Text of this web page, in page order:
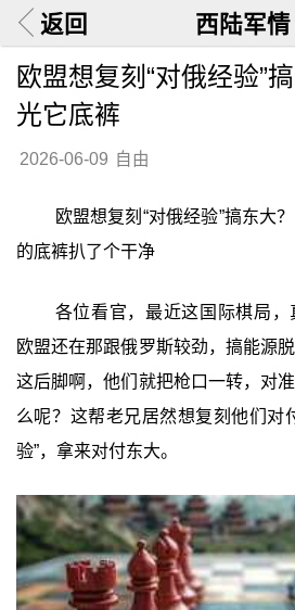
返回 西陆军情
欧盟想复刻“对俄经验”
光它底裤
2026-06-09 自由
欧盟想复刻“对俄经验”搞东大
的底裤扒了个干净
各位看官，最近这国际棋局
欧盟还在那跟俄罗斯较劲，搞能源
这后脚啊，他们就把枪口一转，对
么呢？这帮老兄居然想复刻他们对
验”，拿来对付东大。